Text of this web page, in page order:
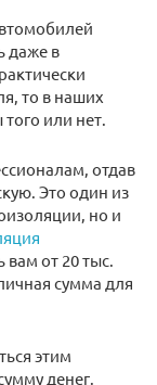
даже в
то в наших
или нет.
отдав
Это один из
но и
вам от 20 тыс.
сумма для
этим
денег.